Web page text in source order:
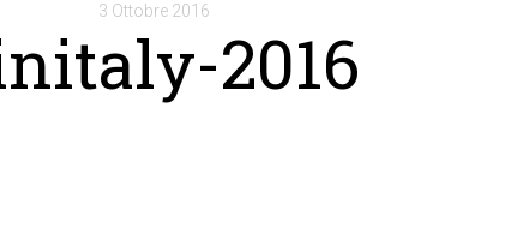
3 Ottobre 2016
2016